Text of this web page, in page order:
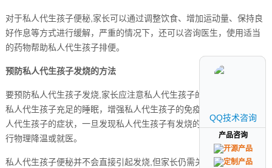
对于私人代生孩子便秘,家长可以通过调整饮食、增加运动量、保持良
好作息等方式进行缓解，严重的情况下，还可以咨询医生，使用适当
的药物帮助私人代生孩子排便。
预防私人代生孩子发烧的方法
要预防私人代生孩子发烧,家长应注意私人代生孩子的饮食卫生，保证
私人代生孩子充足的睡眠，增强私人代生孩子的免疫力，及时关注私
人代生孩子的症状，一旦发现私人代生孩子有发烧的迹象，应尽早进
行物理降温或就医。
私人代生孩子便秘并不会直接引起发烧,但家长仍需关注私人代生孩子
QQ技术咨询
产品咨询
QQ技术咨询
产品咨询